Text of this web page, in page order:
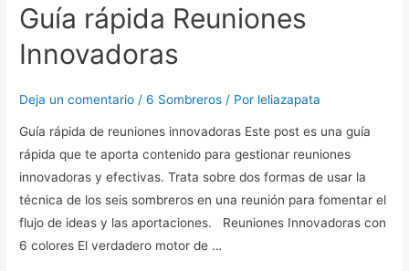
Guía rápida Reuniones
Innovadoras
Deja un comentario /6 Sombreros / Por leliazapata
Guía rápida de reuniones innovadoras Este post es una guía
rápida que te aporta contenido para gestionar reuniones
innovadoras y efectivas. Trata sobre dos formas de usar la
técnica de los seis sombreros en una reunión para fomentar el
flujo de ideas y las aportaciones. Reuniones Innovadoras con
6 colores El verdadero motor de …
Guía
rápida
Reuniones